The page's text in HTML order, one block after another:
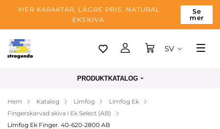
MER KARAKTÄR, LÄGRE PRIS. NATURAL
EKSKIVA.
Se
mer
Tallinn
Betalning
Om företaget
SV
PRODUKTKATALOG
Hem Katalog Limfog
Limfog Ek
Fingerskarvad skiva i Ek Select (AB)
Limfog Ek Finger. 40-620-2800 AB